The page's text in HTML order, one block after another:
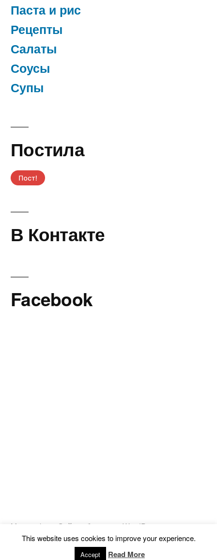
Паста и рис
Рецепты
Салаты
Соусы
Супы
Постила
В Контакте
Facebook
Magicooking
Сайт работает на WordPress.
Политика конфиденциальности
This website uses cookies to improve your experience.
Accept Read More